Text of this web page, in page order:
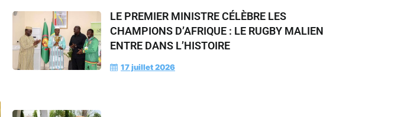
17 juillet 2026
LE PREMIER MINISTRE CÉLÈBRE LES
CHAMPIONS D’AFRIQUE : LE RUGBY MALIEN
ENTRE DANS L’HISTOIRE